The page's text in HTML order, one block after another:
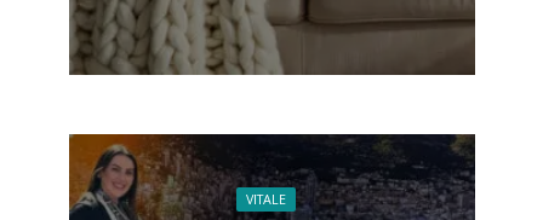
VITALE